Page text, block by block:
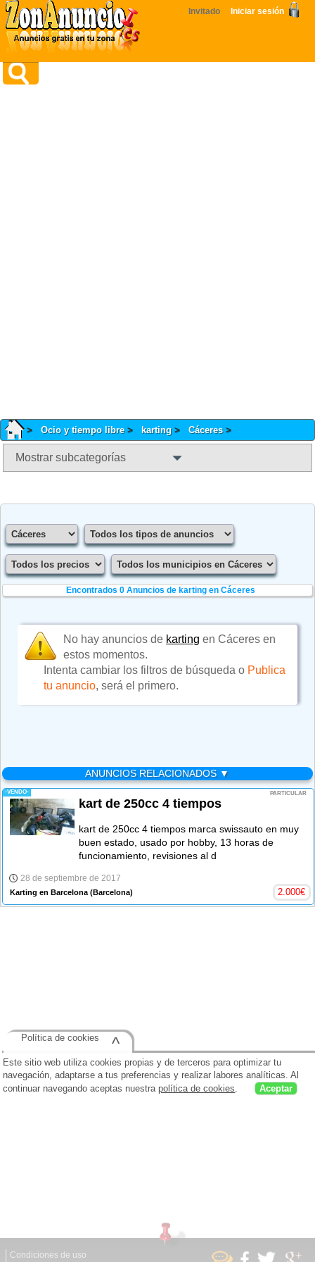
Invitado Iniciar sesión
Ocio y tiempo libre karting Cáceres
Mostrar subcategorías
Encontrados 0 Anuncios de karting en Cáceres
No hay anuncios de karting en Cáceres en
estos momentos.
Intenta cambiar los filtros de búsqueda o Publica
tu anuncio, será el primero.
ANUNCIOS RELACIONADOS ▼
-VENDO- PARTICULAR
kart de 250cc 4 tiempos
kart de 250cc 4 tiempos marca swissauto en muy
buen estado, usado por hobby, 13 horas de
funcionamiento, revisiones al d
28 de septiembre de 2017
Karting en Barcelona (Barcelona) 2.000€
Condiciones de uso
Este sitio web utiliza cookies propias y de terceros para optimizar tu
navegación, adaptarse a tus preferencias y realizar labores analíticas. Al
continuar navegando aceptas nuestrapolítica de cookies Aceptar
Política de cookies ^